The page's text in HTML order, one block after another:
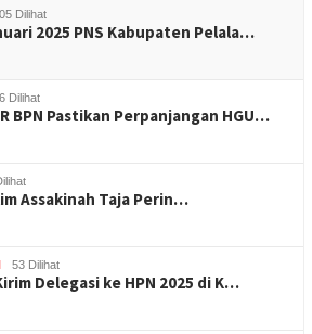
Dilihat
2025 PNS Kabupaten Pelala…
Dilihat
BPN Pastikan Perpanjangan HGU…
Assakinah Taja Perin…
53 Dilihat
Delegasi ke HPN 2025 di K…